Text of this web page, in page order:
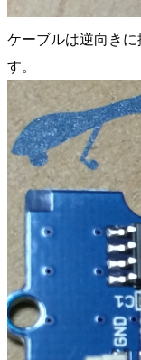
ケーブルは逆向き
す。